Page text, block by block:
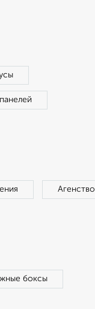
Агенство
боксы